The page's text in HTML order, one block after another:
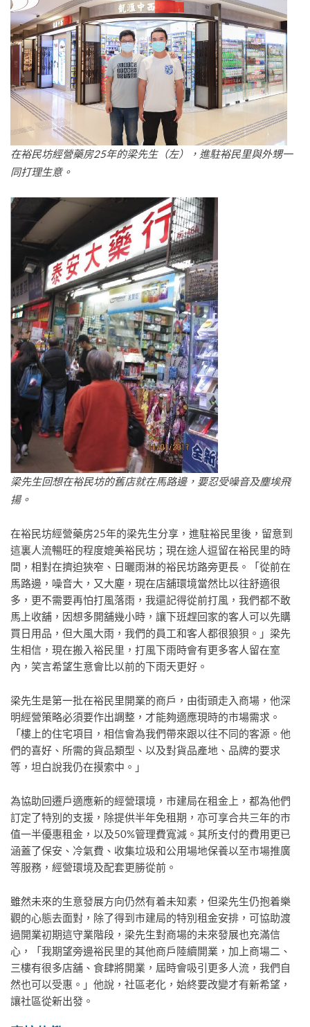
在裕民坊經營藥房25年的梁先生（左），進駐裕民里與外甥一
同打理生意。​
梁先生回想在裕民坊的舊店就在馬路邊，要忍受噪音及塵埃飛
揚。​
在裕民坊經營藥房25年的梁先生分享，進駐裕民里後，留意到
這裏人流暢旺的程度媲美裕民坊；現在途人逗留在裕民里的時
間，相對在擠迫狹窄、日曬雨淋的裕民坊路旁更長。「從前在
馬路邊，噪音大，又大塵，現在店舖環境當然比以往舒適很
多，更不需要再怕打風落雨，我還記得從前打風，我們都不敢
馬上收舖，因想多開舖幾小時，讓下班趕回家的客人可以先購
買日用品，但大風大雨，我們的員工和客人都很狼狽。」梁先
生相信，現在搬入裕民里，打風下雨時會有更多客人留在室
內，笑言希望生意會比以前的下雨天更好。
梁先生是第一批在裕民里開業的商戶，由街頭走入商場，他深
明經營策略必須要作出調整，才能夠適應現時的市場需求。
「樓上的住宅項目，相信會為我們帶來跟以往不同的客源。他
們的喜好、所需的貨品類型、以及對貨品產地、品牌的要求
等，坦白說我仍在摸索中。」
為協助回遷戶適應新的經營環境，市建局在租金上，都為他們
訂定了特別的支援，除提供半年免租期，亦可享合共三年的市
值一半優惠租金，以及50%管理費寬減。其所支付的費用更已
涵蓋了保安、冷氣費、收集垃圾和公用場地保養以至市場推廣
等服務，經營環境及配套更勝從前。
雖然未來的生意發展方向仍然有着未知素，但梁先生仍抱着樂
觀的心態去面對，除了得到市建局的特別租金安排，可協助渡
過開業初期這守業階段，梁先生對商場的未來發展也充滿信
心，「我期望旁邊裕民里的其他商戶陸續開業，加上商場二、
三樓有很多店舖、食肆將開業，屆時會吸引更多人流，我們自
然也可以受惠。」他說，社區老化，始終要改變才有新希望，
讓社區從新出發。